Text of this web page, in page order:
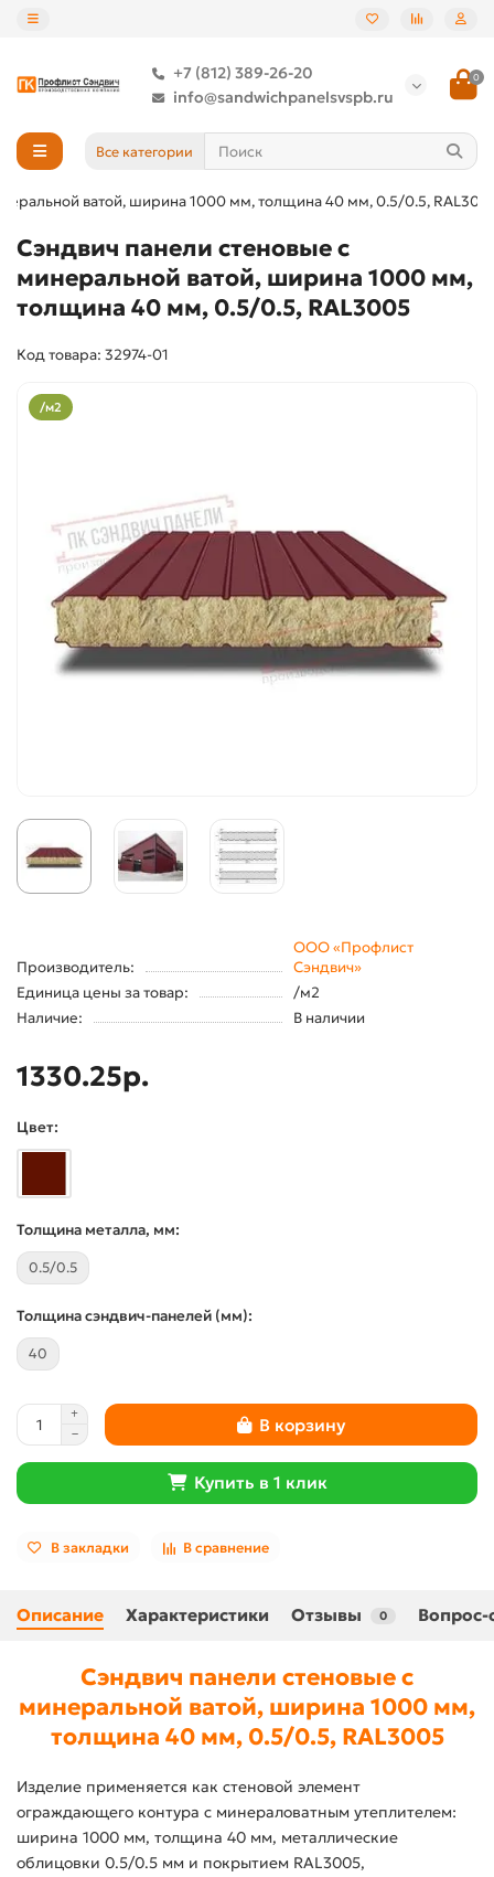
+7 (812) 389-26-20
info@sandwichpanelsvspb.ru
0
Все категории
ватой, ширина 1000 мм, толщина 40 мм, 0.5/0.5,
Сэндвич панели стеновые с
минеральной ватой, ширина 1000 мм,
толщина 40 мм, 0.5/0.5, RAL3005
Код товара: 32974-01
/м2
Производитель:
ООО «Профлист
Сэндвич»
Единица цены за товар:
/м2
Наличие:
В наличии
1330.25р.
Цвет:
Толщина металла, мм:
0.5/0.5
Толщина сэндвич-панелей (мм):
40
В корзину
Купить в 1 клик
В закладки В сравнение
Описание Характеристики Отзывы 0 Вопрос-
Сэндвич панели стеновые с
минеральной ватой, ширина 1000 мм,
толщина 40 мм, 0.5/0.5, RAL3005
Изделие применяется как стеновой элемент
ограждающего контура с минераловатным утеплителем:
ширина 1000 мм, толщина 40 мм, металлические
облицовки 0.5/0.5 мм и покрытием RAL3005,